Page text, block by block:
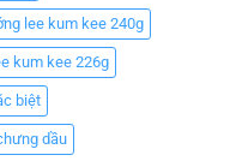
lee kum kee 240g
kum kee 226g
biệt
dầu